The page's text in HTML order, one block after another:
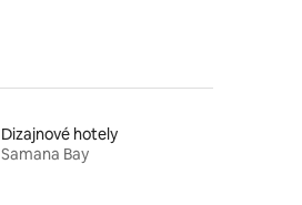
Dizajnové hotely
Samana Bay